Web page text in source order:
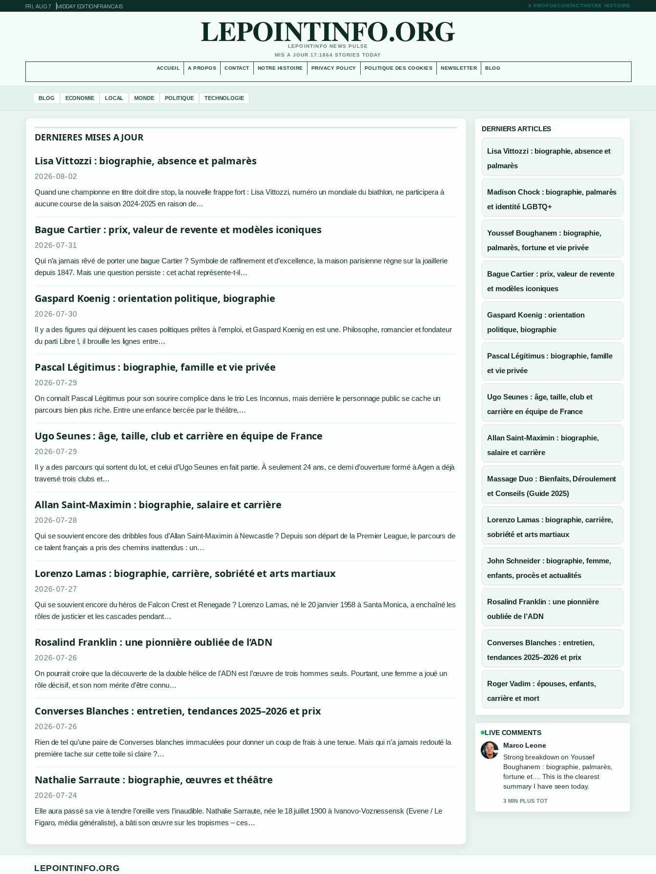
FRI, AUG 7 MIDDAY EDITIONFRANCAIS A PROPOSCONTACTNOTRE HISTOIRE
LEPOINTINFO.ORG
LEPOINTINFO NEWS PULSE
MIS A JOUR 17:1864 STORIES TODAY
ACCUEIL A PROPOS CONTACT NOTRE HISTOIRE PRIVACY POLICY POLITIQUE DES COOKIES NEWSLETTER BLOG
BLOG ECONOMIE LOCAL MONDE POLITIQUE TECHNOLOGIE
DERNIERES MISES A JOUR
Lisa Vittozzi : biographie, absence et palmarès
2026-08-02
Quand une championne en titre doit dire stop, la nouvelle frappe fort : Lisa Vittozzi, numéro un mondiale du biathlon, ne participera à
aucune course de la saison 2024‑2025 en raison de…
Bague Cartier : prix, valeur de revente et modèles iconiques
2026-07-31
Qui n’a jamais rêvé de porter une bague Cartier ? Symbole de raffinement et d’excellence, la maison parisienne règne sur la joaillerie
depuis 1847. Mais une question persiste : cet achat représente-t-il…
Gaspard Koenig : orientation politique, biographie
2026-07-30
Il y a des figures qui déjouent les cases politiques prêtes à l’emploi, et Gaspard Koenig en est une. Philosophe, romancier et fondateur
du parti Libre !, il brouille les lignes entre…
Pascal Légitimus : biographie, famille et vie privée
2026-07-29
On connaît Pascal Légitimus pour son sourire complice dans le trio Les Inconnus, mais derrière le personnage public se cache un
parcours bien plus riche. Entre une enfance bercée par le théâtre,…
Ugo Seunes : âge, taille, club et carrière en équipe de France
2026-07-29
Il y a des parcours qui sortent du lot, et celui d’Ugo Seunes en fait partie. À seulement 24 ans, ce demi d’ouverture formé à Agen a déjà
traversé trois clubs et…
Allan Saint-Maximin : biographie, salaire et carrière
2026-07-28
Qui se souvient encore des dribbles fous d’Allan Saint-Maximin à Newcastle ? Depuis son départ de la Premier League, le parcours de
ce talent français a pris des chemins inattendus : un…
Lorenzo Lamas : biographie, carrière, sobriété et arts martiaux
2026-07-27
Qui se souvient encore du héros de Falcon Crest et Renegade ? Lorenzo Lamas, né le 20 janvier 1958 à Santa Monica, a enchaîné les
rôles de justicier et les cascades pendant…
Rosalind Franklin : une pionnière oubliée de l’ADN
2026-07-26
On pourrait croire que la découverte de la double hélice de l’ADN est l’œuvre de trois hommes seuls. Pourtant, une femme a joué un
rôle décisif, et son nom mérite d’être connu…
Converses Blanches : entretien, tendances 2025–2026 et prix
2026-07-26
Rien de tel qu’une paire de Converses blanches immaculées pour donner un coup de frais à une tenue. Mais qui n’a jamais redouté la
première tache sur cette toile si claire ?…
Nathalie Sarraute : biographie, œuvres et théâtre
2026-07-24
Elle aura passé sa vie à tendre l’oreille vers l’inaudible. Nathalie Sarraute, née le 18 juillet 1900 à Ivanovo-Voznessensk (Evene / Le
Figaro, média généraliste), a bâti son œuvre sur les tropismes – ces…
DERNIERS ARTICLES
Lisa Vittozzi : biographie, absence et
palmarès
Madison Chock : biographie, palmarès
et identité LGBTQ+
Youssef Boughanem : biographie,
palmarès, fortune et vie privée
Bague Cartier : prix, valeur de revente
et modèles iconiques
Gaspard Koenig : orientation
politique, biographie
Pascal Légitimus : biographie, famille
et vie privée
Ugo Seunes : âge, taille, club et
carrière en équipe de France
Allan Saint-Maximin : biographie,
salaire et carrière
Massage Duo : Bienfaits, Déroulement
et Conseils (Guide 2025)
Lorenzo Lamas : biographie, carrière,
sobriété et arts martiaux
John Schneider : biographie, femme,
enfants, procès et actualités
Rosalind Franklin : une pionnière
oubliée de l’ADN
Converses Blanches : entretien,
tendances 2025–2026 et prix
Roger Vadim : épouses, enfants,
carrière et mort
LIVE COMMENTS
Marco Leone
Strong breakdown on Youssef
Boughanem : biographie, palmarès,
fortune et.... This is the clearest
summary I have seen today.
3 MIN PLUS TOT
LEPOINTINFO.ORG